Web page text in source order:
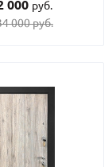
000 руб.
000 руб.